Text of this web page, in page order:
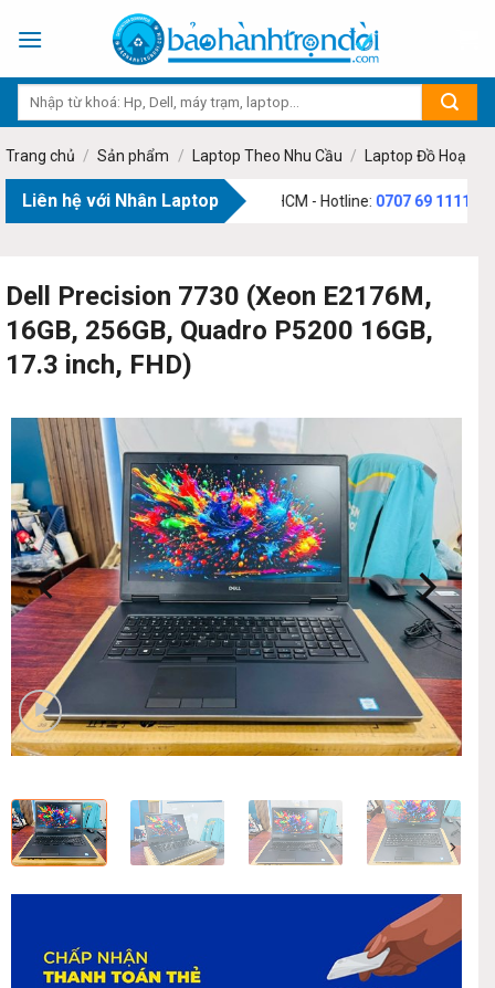
Trang chủ / Sản phẩm / Laptop Theo Nhu Cầu / Laptop Đồ Hoạ
Liên hệ với Nhân Laptop
Văn Bạch, Phường Tân Sơn, TP.HCM - Hotline:0707 69 1111
Dell Precision 7730 (Xeon E2176M,
16GB, 256GB, Quadro P5200 16GB,
17.3 inch, FHD)